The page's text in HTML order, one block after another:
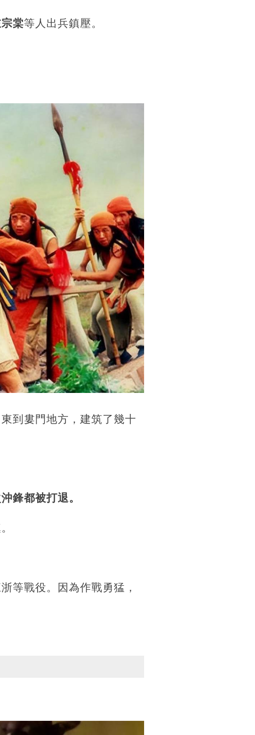
棠等人出兵鎮壓。
到婁門地方，建筑了幾十
鋒都被打退。
等戰役。因為作戰勇猛，